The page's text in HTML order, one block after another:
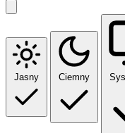
Jasny Ciemny